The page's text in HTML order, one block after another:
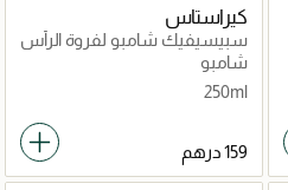
كيراستاس
سبيسيفيك شامبو لفروة الرأس
الدهنية 250مل
شامبو
250ml